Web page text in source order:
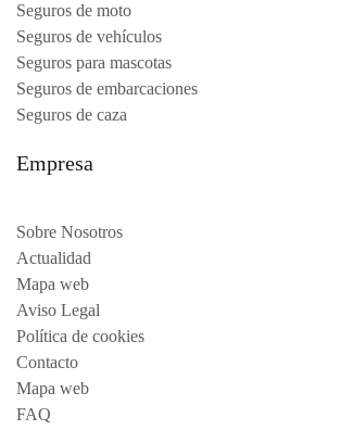
Seguros de moto
Seguros de vehículos
Seguros para mascotas
Seguros de embarcaciones
Seguros de caza
Empresa
Sobre Nosotros
Actualidad
Mapa web
Aviso Legal
Política de cookies
Contacto
Mapa web
FAQ